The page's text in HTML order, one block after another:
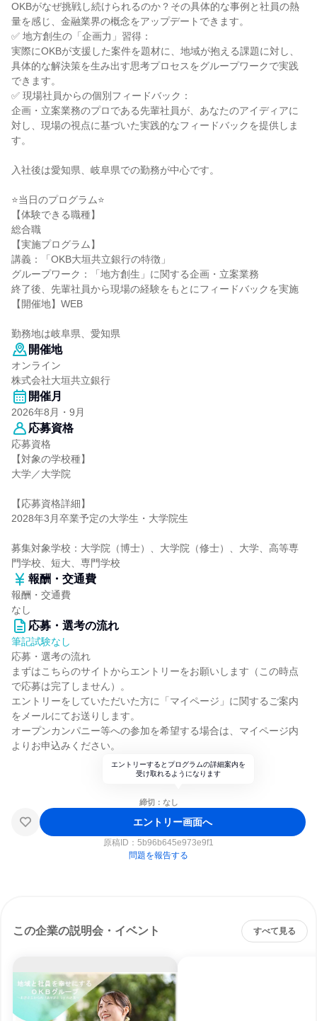
OKBがなぜ挑戦し続けられるのか？その具体的な事例と社員の熱
量を感じ、金融業界の概念をアップデートできます。
✅ 地方創生の「企画力」習得：
実際にOKBが支援した案件を題材に、地域が抱える課題に対し、
具体的な解決策を生み出す思考プロセスをグループワークで実践
できます。
✅ 現場社員からの個別フィードバック：
企画・立案業務のプロである先輩社員が、あなたのアイディアに
対し、現場の視点に基づいた実践的なフィードバックを提供しま
す。
入社後は愛知県、岐阜県での勤務が中心です。
⭐当日のプログラム⭐
【体験できる職種】
総合職
【実施プログラム】
講義：「OKB大垣共立銀行の特徴」
グループワーク：「地方創生」に関する企画・立案業務
終了後、先輩社員から現場の経験をもとにフィードバックを実施
【開催地】WEB
勤務地は岐阜県、愛知県
開催地
オンライン
株式会社大垣共立銀行
開催月
2026年8月・9月
応募資格
応募資格
【対象の学校種】
大学／大学院
【応募資格詳細】
2028年3月卒業予定の大学生・大学院生
募集対象学校：大学院（博士）、大学院（修士）、大学、高等専
門学校、短大、専門学校
報酬・交通費
報酬・交通費
なし
応募・選考の流れ
筆記試験なし
応募・選考の流れ
まずはこちらのサイトからエントリーをお願いします（この時点
で応募は完了しません）。
エントリーをしていただいた方に「マイページ」に関するご案内
をメールにてお送りします。
オープンカンパニー等への参加を希望する場合は、マイページ内
よりお申込みください。
エントリーするとプログラムの詳細案内を
受け取れるようになります
締切：なし
エントリー画面へ
原稿ID： 5b96b645e973e9f1
問題を報告する
この企業の説明会・イベント すべて見る